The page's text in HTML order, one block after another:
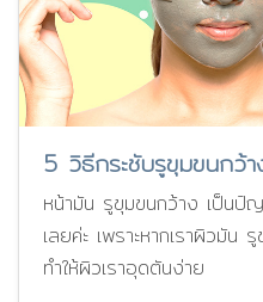
5 วิธีกระชับรูขุมขนกว้
หน้ามัน รูขุมขนกว้าง เป็นปั
เลยค่ะ เพราะหากเราผิวมั
ทำให้ผิวเราอุดตันง่าย